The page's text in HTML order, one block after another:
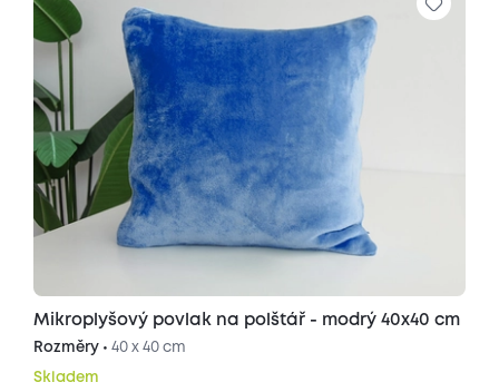
Mikroplyšový povlak na polštář - modrý 40x40 cm
Rozměry • 40 x 40 cm
Skladem